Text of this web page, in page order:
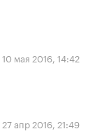
10 мая 2016, 14:42
27 апр 2016, 21:49